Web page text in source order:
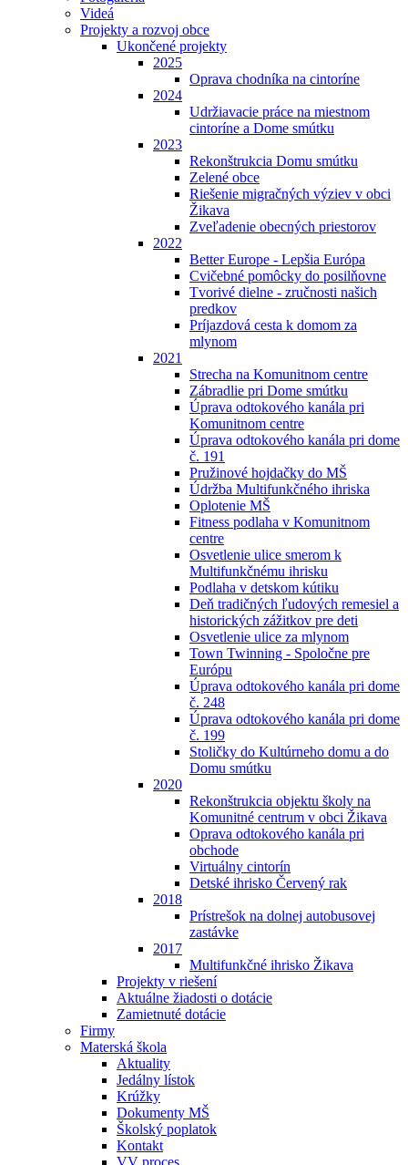
Videá
Projekty a rozvoj obce
Ukončené projekty
2025
Oprava chodníka na cintoríne
2024
Udržiavacie práce na miestnom
cintoríne a Dome smútku
2023
Rekonštrukcia Domu smútku
Zelené obce
Riešenie migračných výziev v obci
Žikava
Zveľadenie obecných priestorov
2022
Better Europe - Lepšia Európa
Cvičebné pomôcky do posilňovne
Tvorivé dielne - zručnosti našich
predkov
Príjazdová cesta k domom za
mlynom
2021
Strecha na Komunitnom centre
Zábradlie pri Dome smútku
Úprava odtokového kanála pri
Komunitnom centre
Úprava odtokového kanála pri dome
č. 191
Pružinové hojdačky do MŠ
Údržba Multifunkčného ihriska
Oplotenie MŠ
Fitness podlaha v Komunitnom
centre
Osvetlenie ulice smerom k
Multifunkčnému ihrisku
Podlaha v detskom kútiku
Deň tradičných ľudových remesiel a
historických zážitkov pre deti
Osvetlenie ulice za mlynom
Town Twinning - Spoločne pre
Európu
Úprava odtokového kanála pri dome
č. 248
Úprava odtokového kanála pri dome
č. 199
Stoličky do Kultúrneho domu a do
Domu smútku
2020
Rekonštrukcia objektu školy na
Komunitné centrum v obci Žikava
Oprava odtokového kanála pri
obchode
Virtuálny cintorín
Detské ihrisko Červený rak
2018
Prístrešok na dolnej autobusovej
zastávke
2017
Multifunkčné ihrisko Žikava
Projekty v riešení
Aktuálne žiadosti o dotácie
Zamietnuté dotácie
Firmy
Materská škola
Aktuality
Jedálny lístok
Krúžky
Dokumenty MŠ
Školský poplatok
Kontakt
VV proces